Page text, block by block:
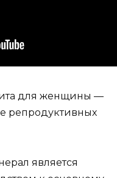
для женщины —
репродуктивных
является